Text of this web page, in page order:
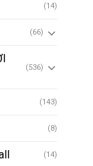
(14)
(66)
(536)
(143)
(8)
(14)